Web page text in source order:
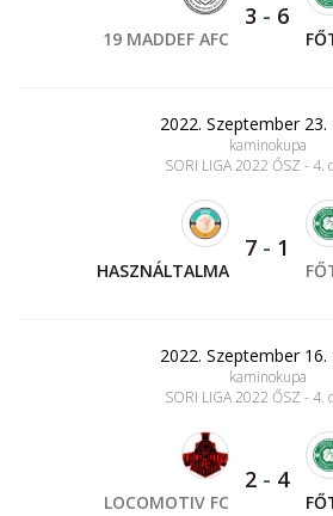
19 MADDEF AFC
3 - 6
2022. Szeptember 23.
kaminokupa
SORI LIGA 2022 ŐSZ - 4.
HASZNÁLTALMA
7 - 1
2022. Szeptember 16.
kaminokupa
SORI LIGA 2022 ŐSZ - 4.
LOCOMOTIV FC
2 - 4